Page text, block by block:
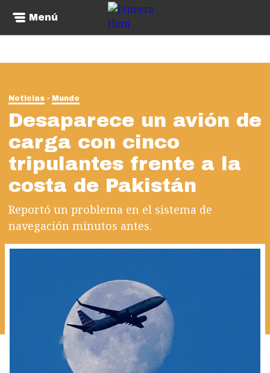
Menú
Noticias Mundo
Desaparece un avión de
carga con cinco
tripulantes frente a la
costa de Pakistán
Reportó un problema en el sistema de
navegación minutos antes.